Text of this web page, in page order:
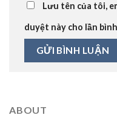
Lưu tên của tôi,
duyệt này cho lần
ABOUT